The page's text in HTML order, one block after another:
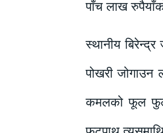
पाँच लाख
स्थानीय
पोखरी जोगाउन
कमलको फूल